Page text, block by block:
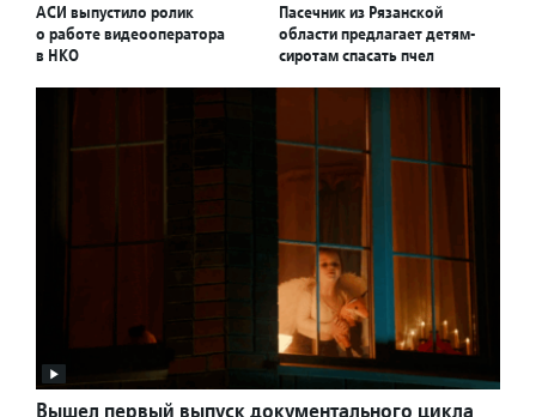
АСИ выпустило ролик
о работе видеооператора
в НКО
Пасечник из Рязанской
области предлагает детям-
сиротам спасать пчел
Вышел первый выпуск документального цикла